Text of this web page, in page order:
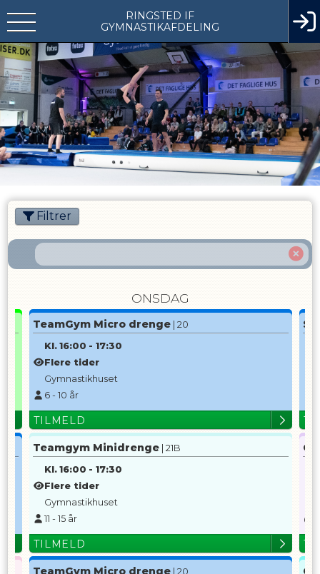
RINGSTED IF
GYMNASTIKAFDELING
Filtrer
ONSDAG
TeamGym Micro drenge
| 20
Kl. 16:00 -17:30
Flere tider
Gymnastikhuset
6 -10 år
TILMELD
Teamgym Minidrenge
| 21B
Kl. 16:00 -17:30
Flere tider
Gymnastikhuset
11 -15 år
TILMELD
TeamGym Micro drenge
| 20